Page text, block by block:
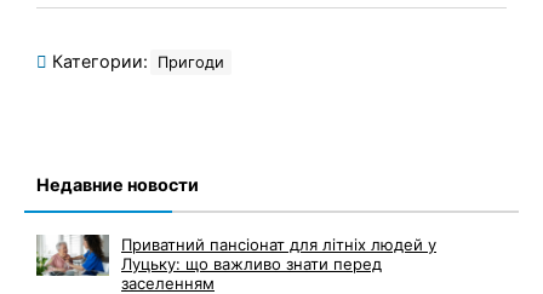
Категории: Пригоди
Недавние новости
Приватний пансіонат для літніх людей у
Луцьку: що важливо знати перед
заселенням